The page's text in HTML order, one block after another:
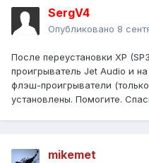
SergV4
Опубликовано 8
После переустановки XP
проигрыватель Jet Audio и
флэш-проигрыватели
установлены. Помогите.
mikemet